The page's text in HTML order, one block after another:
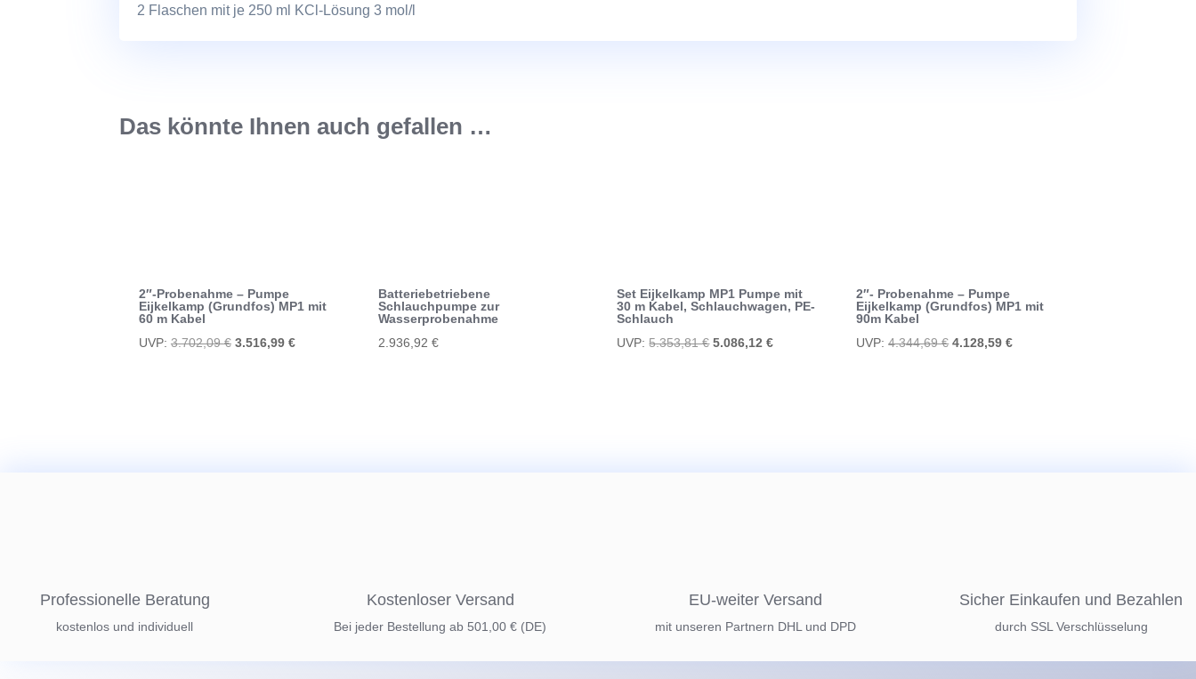
2 Flaschen mit je 250 ml KCl-Lösung 3 mol/l
Das könnte Ihnen auch gefallen …
2″-Probenahme – Pumpe
Eijkelkamp (Grundfos) MP1 mit
60 m Kabel
UVP: 3.702,09€ Ursprünglicher
3.516,99 €Aktueller
Batteriebetriebene
Schlauchpumpe zur
Wasserprobenahme
2.936,92 €
Set Eijkelkamp MP1 Pumpe mit
30 m Kabel, Schlauchwagen, PE-
Schlauch
UVP: 5.353,81€ Ursprünglicher
5.086,12€Aktueller
2″- Probenahme – Pumpe
Eijkelkamp (Grundfos) MP1 mit
90m Kabel
UVP: 4.344,69€ Ursprünglicher
4.128,59€Aktueller
Professionelle Beratung
kostenlos und individuell
Kostenloser Versand
Bei jeder Bestellung ab 501,00 € (DE)
EU-weiter Versand
mit unseren Partnern DHL und DPD
Sicher Einkaufen und Bezahlen
durch SSL Verschlüsselung